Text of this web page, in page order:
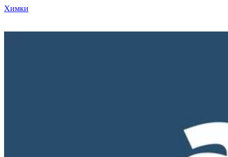
Химки